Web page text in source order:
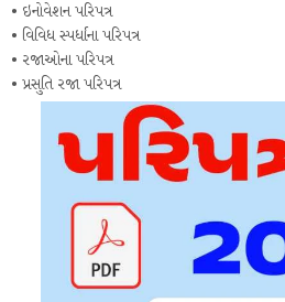
• ઇનોવેશન પરિપત્ર
• વિવિધ સ્પર્ધાના પરિપત્ર
• રજાઓના પરિપત્ર
• પ્રસુતિ રજા પરિપત્ર